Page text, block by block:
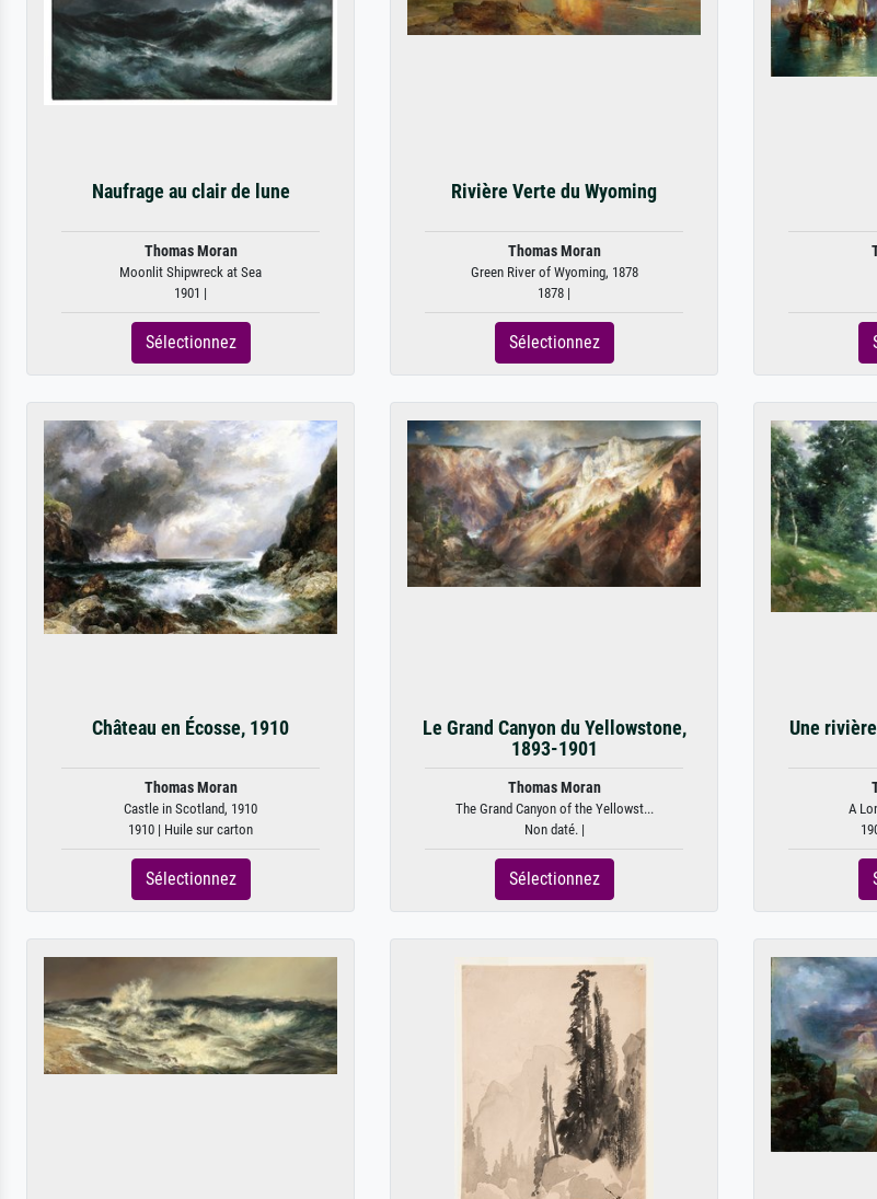
Naufrage au clair de lune
Thomas Moran
Moonlit Shipwreck at Sea
1901 |
Sélectionnez
Rivière Verte du Wyoming
Thomas Moran
Green River of Wyoming, 1878
1878 |
Sélectionnez
Château en Écosse, 1910
Thomas Moran
Castle in Scotland, 1910
1910 | Huile sur carton
Sélectionnez
Le Grand Canyon du Yellowstone,
1893-1901
Thomas Moran
The Grand Canyon of the Yellowst...
Non daté. |
Sélectionnez
Une
A